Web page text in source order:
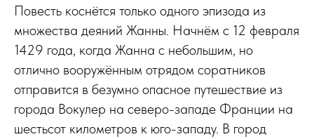
Повесть коснётся только одного эпизода из
множества деяний Жанны. Начнём с 12 февраля
1429 года, когда Жанна с небольшим, но
отлично вооружённым отрядом соратников
отправится в безумно опасное путешествие из
города Вокулер на северо-западе Франции на
шестьсот километров к юго-западу. В город